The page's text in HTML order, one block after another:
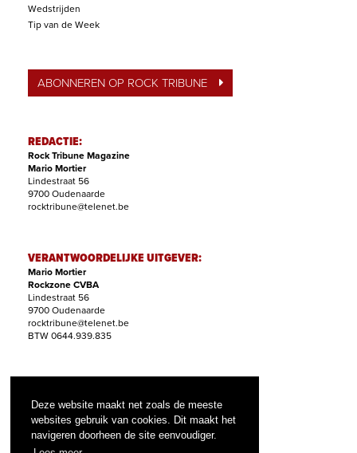
Deze website maakt net zoals de meeste
websites gebruik van cookies. Dit maakt het
navigeren doorheen de site eenvoudiger.
Wedstrijden
Tip van de Week
ABONNEREN OP ROCK TRIBUNE
REDACTIE:
Rock Tribune Magazine
Mario Mortier
Lindestraat 56
9700 Oudenaarde
rocktribune@telenet.be
VERANTWOORDELIJKE UITGEVER:
Mario Mortier
Rockzone CVBA
Lindestraat 56
9700 Oudenaarde
rocktribune@telenet.be
BTW 0644.939.835
Filip Nollet
abonnementen@rock-tribune.com